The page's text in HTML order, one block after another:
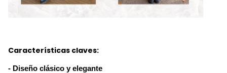
Características claves:
- Diseño clásico y elegante